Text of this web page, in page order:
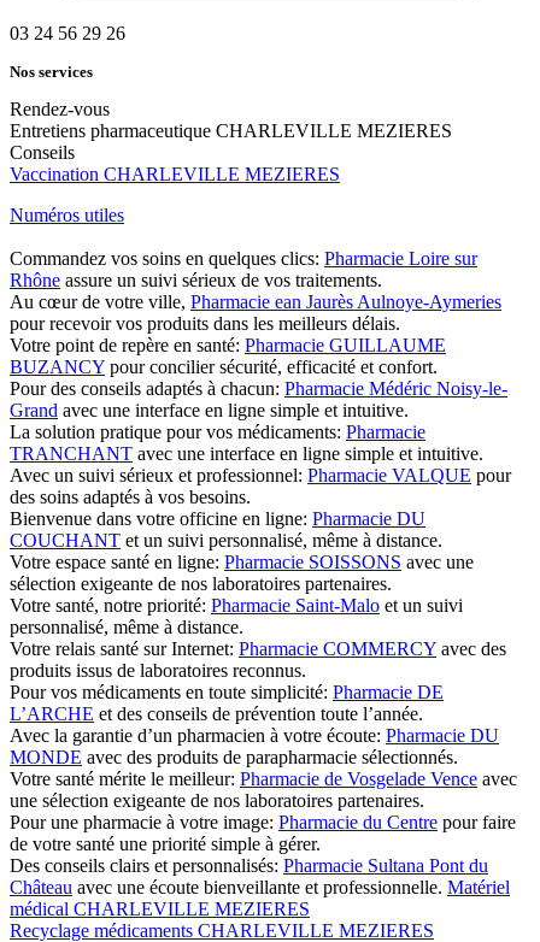
03 24 56 29 26
Nos services
Rendez-vous
Entretiens pharmaceutique CHARLEVILLE MEZIERES
Conseils
Vaccination CHARLEVILLE MEZIERES
Numéros utiles
Commandez vos soins en quelques clics: Pharmacie Loire sur
Rhône assure un suivi sérieux de vos traitements.
Au cœur de votre ville, Pharmacie ean Jaurès Aulnoye-Aymeries
pour recevoir vos produits dans les meilleurs délais.
Votre point de repère en santé: Pharmacie GUILLAUME
BUZANCY pour concilier sécurité, efficacité et confort.
Pour des conseils adaptés à chacun: Pharmacie Médéric Noisy-le-
Grand avec une interface en ligne simple et intuitive.
La solution pratique pour vos médicaments: Pharmacie
TRANCHANT avec une interface en ligne simple et intuitive.
Avec un suivi sérieux et professionnel: Pharmacie VALQUE pour
des soins adaptés à vos besoins.
Bienvenue dans votre officine en ligne: Pharmacie DU
COUCHANT et un suivi personnalisé, même à distance.
Votre espace santé en ligne: Pharmacie SOISSONS avec une
sélection exigeante de nos laboratoires partenaires.
Votre santé, notre priorité: Pharmacie Saint-Malo et un suivi
personnalisé, même à distance.
Votre relais santé sur Internet: Pharmacie COMMERCY avec des
produits issus de laboratoires reconnus.
Pour vos médicaments en toute simplicité: Pharmacie DE
L’ARCHE et des conseils de prévention toute l’année.
Avec la garantie d’un pharmacien à votre écoute: Pharmacie DU
MONDE avec des produits de parapharmacie sélectionnés.
Votre santé mérite le meilleur: Pharmacie de Vosgelade Vence avec
une sélection exigeante de nos laboratoires partenaires.
Pour une pharmacie à votre image: Pharmacie du Centre pour faire
de votre santé une priorité simple à gérer.
Des conseils clairs et personnalisés: Pharmacie Sultana Pont du
Château avec une écoute bienveillante et professionnelle. Matériel
médical CHARLEVILLE MEZIERES
Recyclage médicaments CHARLEVILLE MEZIERES